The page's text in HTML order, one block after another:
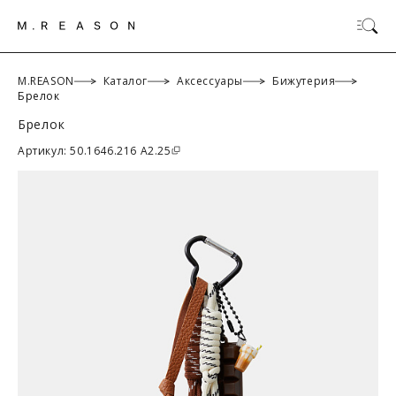
M.REASON Каталог Аксессуары
Бижутерия
Брелок
Брелок
Артикул: 50.1646.216 A2.25